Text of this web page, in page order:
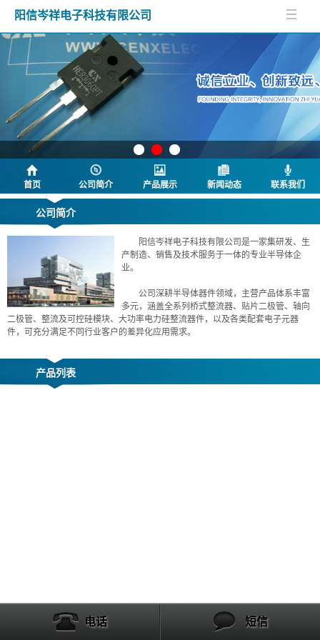
阳信岑祥电子科技有限公司
首页 公司简介 产品展示 新闻动态 联系我们
公司简介
阳信岑祥电子科技有限公司是一家集研发、生
产制造、销售及技术服务于一体的专业半导体企
业。
公司深耕半导体器件领域，主营产品体系丰富
多元，涵盖全系列桥式整流器、贴片二极管、轴向
二极管、整流及可控硅模块、大功率电力硅整流器件，以及各类配套电子元器
件，可充分满足不同行业客户的差异化应用需求。
产品列表
电话 短信